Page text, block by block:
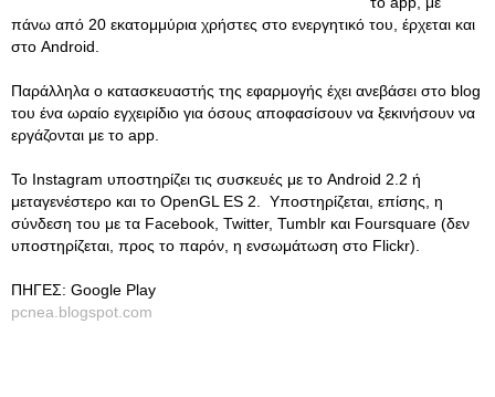
πάνω από 20 εκατομμύρια χρήστες στο ενεργητικό του, έρχεται και
στο Android.
Παράλληλα ο κατασκευαστής της εφαρμογής έχει ανεβάσει στο blog
του ένα ωραίο εγχειρίδιο για όσους αποφασίσουν να ξεκινήσουν να
εργάζονται με το app.
To Instagram υποστηρίζει τις συσκευές με το Android 2.2 ή
μεταγενέστερο και το OpenGL ES 2. Υποστηρίζεται, επίσης, η
σύνδεση του με τα Facebook, Twitter, Tumblr και Foursquare (δεν
υποστηρίζεται, προς το παρόν, η ενσωμάτωση στο Flickr).
ΠΗΓΕΣ: Google Play
pcnea.blogspot.com